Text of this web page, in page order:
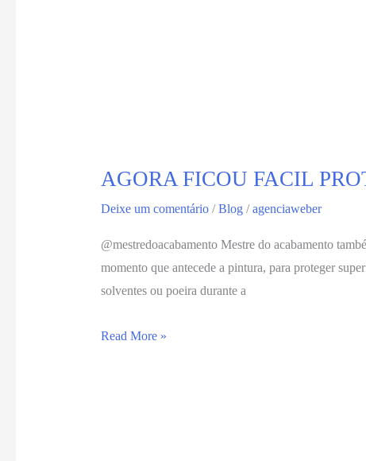
AGORA FICOU FACIL
Deixe um comentário /Blog/agenciaweber
@mestredoacabamento Mestre do acabamento
momento que antecede a pintura, para proteger
solventes ou poeira durante a
Read More »